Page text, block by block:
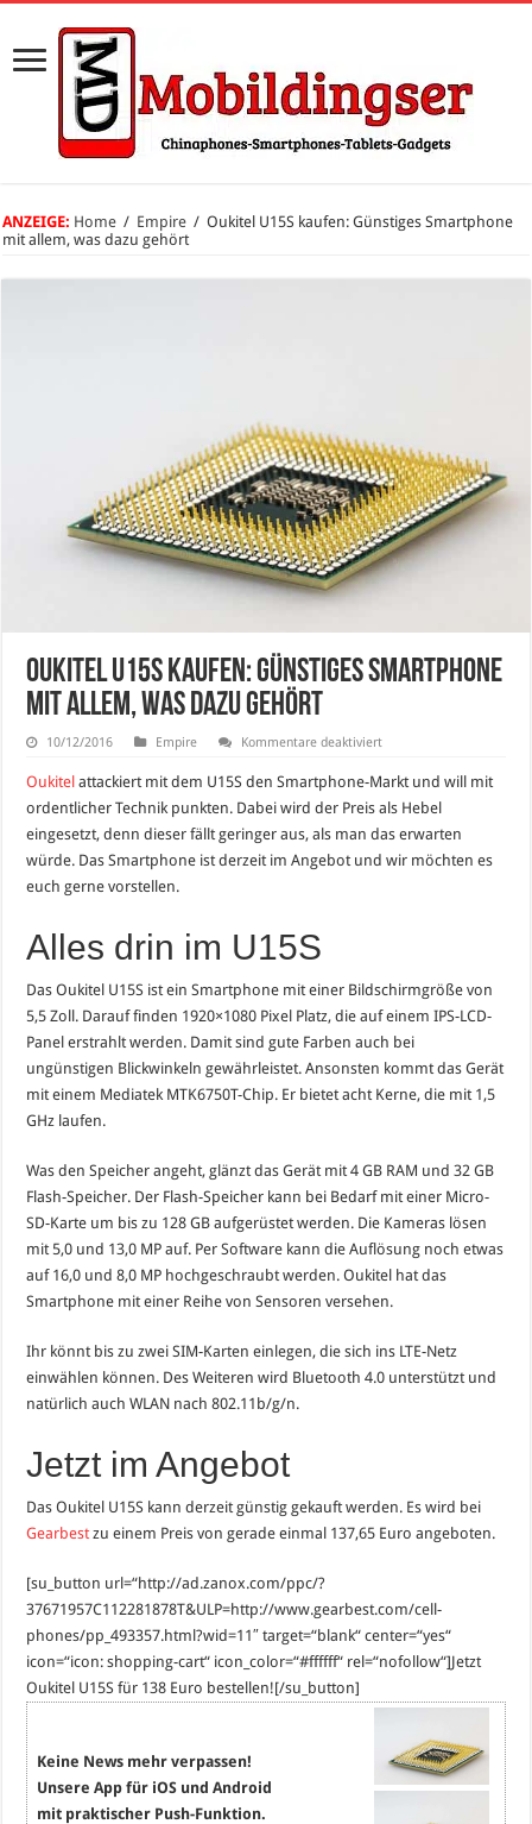
ANZEIGE: Home / Empire / Oukitel U15S kaufen: Günstiges Smartphone
mit allem, was dazu gehört
Oukitel U15S kaufen: Günstiges Smartphone
mit allem, was dazu gehört
10/12/2016 Empire Kommentare deaktiviertfür
U15S
kaufen:
Günstiges
mit
was
Oukitel attackiert mit dem U15S den Smartphone-Markt und will mit
ordentlicher Technik punkten. Dabei wird der Preis als Hebel
eingesetzt, denn dieser fällt geringer aus, als man das erwarten
würde. Das Smartphone ist derzeit im Angebot und wir möchten es
euch gerne vorstellen.
Alles drin im U15S
Das Oukitel U15S ist ein Smartphone mit einer Bildschirmgröße von
5,5 Zoll. Darauf finden 1920×1080 Pixel Platz, die auf einem IPS-LCD-
Panel erstrahlt werden. Damit sind gute Farben auch bei
ungünstigen Blickwinkeln gewährleistet. Ansonsten kommt das Gerät
mit einem Mediatek MTK6750T-Chip. Er bietet acht Kerne, die mit 1,5
GHz laufen.
Was den Speicher angeht, glänzt das Gerät mit 4 GB RAM und 32 GB
Flash-Speicher. Der Flash-Speicher kann bei Bedarf mit einer Micro-
SD-Karte um bis zu 128 GB aufgerüstet werden. Die Kameras lösen
mit 5,0 und 13,0 MP auf. Per Software kann die Auflösung noch etwas
auf 16,0 und 8,0 MP hochgeschraubt werden. Oukitel hat das
Smartphone mit einer Reihe von Sensoren versehen.
Ihr könnt bis zu zwei SIM-Karten einlegen, die sich ins LTE-Netz
einwählen können. Des Weiteren wird Bluetooth 4.0 unterstützt und
natürlich auch WLAN nach 802.11b/g/n.
Jetzt im Angebot
Das Oukitel U15S kann derzeit günstig gekauft werden. Es wird bei
Gearbestzu einem Preis von gerade einmal 137,65 Euro angeboten.
[su_button url=“http://ad.zanox.com/ppc/?
37671957C112281878T&ULP=http://www.gearbest.com/cell-
phones/pp_493357.html?wid=11″ target=“blank“ center=“yes“
icon=“icon: shopping-cart“ icon_color=“#ffffff“ rel=“nofollow“]Jetzt
Oukitel U15S für 138 Euro bestellen![/su_button]
Keine News mehr verpassen!
Unsere App für iOS und Android
mit praktischer Push-Funktion.